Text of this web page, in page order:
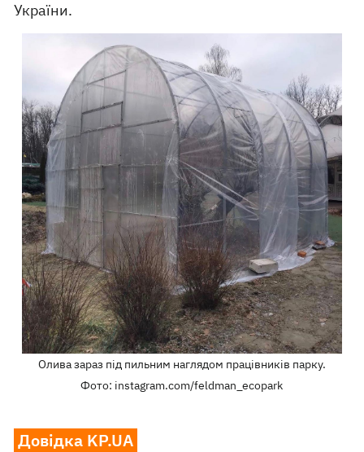
України.
Олива зараз під пильним наглядом працівників парку.
Фото: instagram.com/feldman_ecopark
Довідка KP.UA